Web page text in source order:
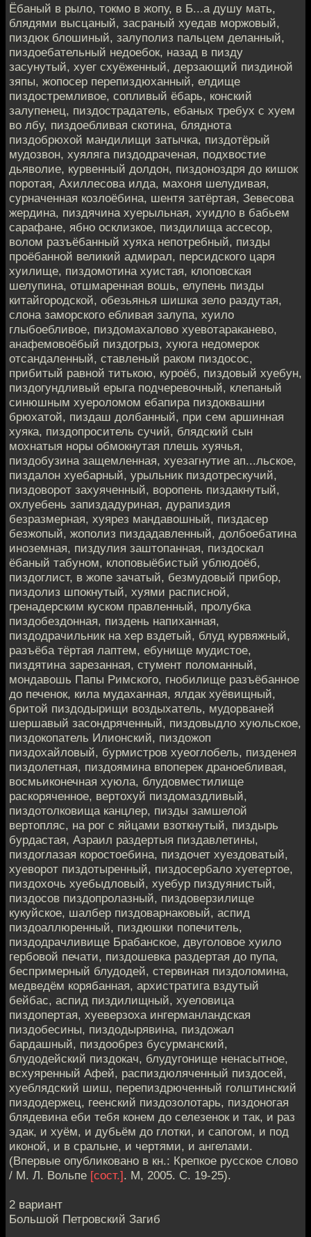
Ёбаный в рыло, токмо в жопу, в Б...а душу мать,
блядями высцаный, засраный хуедав моржовый,
пиздюк блошиный, залуполиз пальцем деланный,
пиздоебательный недоебок, назад в пизду
засунутый, хуег схуёженный, дерзающий пиздиной
зяпы, жопосер перепиздюханный, елдище
пиздостремливое, сопливый ёбарь, конский
залупенец, пиздострадатель, ебаных требух с хуем
во лбу, пиздоебливая скотина, бляднота
пиздобрюхой мандилищи затычка, пиздотёрый
мудозвон, хуяляга пиздодраченая, подхвостие
дьяволие, курвенный долдон, пиздоноздря до кишок
поротая, Ахиллесова илда, махоня шелудивая,
сурначенная козлоёбина, шентя затёртая, Зевесова
жердина, пиздячина хуерыльная, хуидло в бабьем
сарафане, ябно осклизкое, пиздилища ассесор,
волом разъёбанный хуяха непотребный, пизды
проёбанной великий адмирал, персидского царя
хуилище, пиздомотина хуистая, клоповская
шелупина, отшмаренная вошь, елупень пизды
китайгородской, обезьянья шишка зело раздутая,
слона заморского ебливая залупа, хуило
глыбоебливое, пиздомахалово хуевотараканево,
анафемовоёбый пиздогрыз, хуюга недомерок
отсандаленный, ставленый раком пиздосос,
прибитый равной титькою, куроёб, пиздовый хуебун,
пиздогундливый ерыга подчеревочный, клепаный
синюшным хуероломом ебапира пиздоквашни
брюхатой, пиздаш долбанный, при сем аршинная
хуяка, пиздопроситель сучий, блядский сын
мохнатыя норы обмокнутая плешь хуячья,
пиздобузина защемленная, хуезагнутие ап...льское,
пиздалон хуебарный, урыльник пиздотрескучий,
пиздоворот захуяченный, воропень пиздакнутый,
охлуебень запиздадуриная, дурапиздия
безразмерная, хуярез мандавошный, пиздасер
безжопый, жополиз пиздадавленный, долбоебатина
иноземная, пиздулия заштопанная, пиздоскал
ёбаный табуном, клоповыёбистый ублюдоёб,
пиздоглист, в жопе зачатый, безмудовый прибор,
пиздолиз шпокнутый, хуями расписной,
гренадерским куском правленный, пролубка
пиздобездонная, пиздень напиханная,
пиздодрачильник на хер вздетый, блуд курвяжный,
разъёба тёртая лаптем, ебунище мудистое,
пиздятина зарезанная, стумент поломанный,
мондавошь Папы Римского, гнобилище разъёбанное
до печенок, кила мудаханная, ялдак хуёвищный,
бритой пиздодырищи воздыхатель, мудорваней
шершавый засондряченный, пиздовыдло хуюльское,
пиздокопатель Илионский, пиздожоп
пиздохайловый, бурмистров хуеоглобель, пизденея
пиздолетная, пиздоямина впоперек драноебливая,
восмьиконечная хуюла, блудовместилище
раскоряченное, вертохуй пиздомаздливый,
пиздотолковища канцлер, пизды замшелой
вертопляс, на рог с яйцами взоткнутый, пиздырь
бурдастая, Азраил раздертыя пиздавлетины,
пиздоглазая коростоебина, пиздочет хуездоватый,
хуеворот пиздотыренный, пиздосербало хуетертое,
пиздохочь хуебыдловый, хуебур пиздуянистый,
пиздосов пиздопролазный, пиздоверзилище
кукуйское, шалбер пиздоварнаковый, аспид
пиздоаллюренный, пиздюшки попечитель,
пиздодрачливище Брабанское, двуголовое хуило
гербовой печати, пиздошевка раздертая до пупа,
беспримерный блудодей, стервиная пиздоломина,
медведём корябанная, архистратига вздутый
бейбас, аспид пиздилищный, хуеловица
пиздопертая, хуеверзоха ингерманландская
пиздобесины, пиздодырявина, пиздожал
бардашный, пиздообрез бусурманский,
блудодейский пиздокач, блудугонище ненасытное,
всхуяренный Афей, распиздюляченный пиздосей,
хуеблядский шиш, перепиздрюченный голштинский
пиздодержец, геенский пиздозолотарь, пиздоногая
блядевина еби тебя конем до селезенок и так, и раз
эдак, и хуём, и дубьём до глотки, и сапогом, и под
иконой, и в сральне, и чертями, и ангелами.
(Впервые опубликовано в кн.: Крепкое русское слово
/ М. Л. Вольпе [сост.]. М, 2005. С. 19-25).
2 вариант
Большой Петровский Загиб